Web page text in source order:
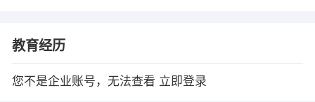
教育经历
您不是企业账号，无法查看 立即登录